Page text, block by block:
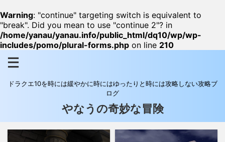
Warning: "continue" targeting switch is equivalent to
"break". Did you mean to use "continue 2"? in
/home/yanau/yanau.info/public_html/dq10/wp/wp-
includes/pomo/plural-forms.php on line 210
ドラクエ10を時には緩やかに時にはゆったりと時には攻略しない攻略ブ
ログ
やなうの奇妙な冒険